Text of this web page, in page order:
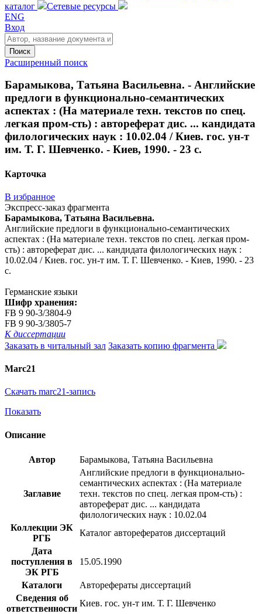
каталог
Сетевые ресурсы
ENG
Вход
Поиск
Расширенный поиск
Барамыкова, Татьяна Васильевна. - Английские
предлоги в функционально-семантических
аспектах : (На материале техн. текстов по спец.
легкая пром-сть) : автореферат дис. ... кандидата
филологических наук : 10.02.04 / Киев. гос. ун-т
им. Т. Г. Шевченко. - Киев, 1990. - 23 с.
Карточка
В избранное
Экспресс-заказ фрагмента
Барамыкова, Татьяна Васильевна.
Английские предлоги в функционально-семантических
аспектах : (На материале техн. текстов по спец. легкая пром-
сть) : автореферат дис. ... кандидата филологических наук :
10.02.04 / Киев. гос. ун-т им. Т. Г. Шевченко. - Киев, 1990. - 23
с.
Германские языки
Шифр хранения:
FB 9 90-3/3804-9
FB 9 90-3/3805-7
К диссертации
Заказать в читальный зал Заказать копию фрагмента
Marc21
Скачать marc21-запись
Показать
Описание
Автор Барамыкова, Татьяна Васильевна
Заглавие
Английские предлоги в функционально-
семантических аспектах : (На материале
техн. текстов по спец. легкая пром-сть) :
автореферат дис. ... кандидата
филологических наук : 10.02.04
Коллекции ЭК
РГБ
Каталог авторефератов диссертаций
Дата
поступления в
ЭК РГБ
15.05.1990
Каталоги
Авторефераты диссертаций
Сведения об
ответственности
Киев. гос. ун-т им. Т. Г. Шевченко